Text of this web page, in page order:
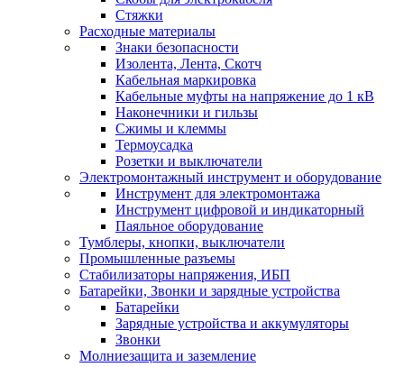
Стяжки
Расходные материалы
Знаки безопасности
Изолента, Лента, Скотч
Кабельная маркировка
Кабельные муфты на напряжение до 1 кВ
Наконечники и гильзы
Сжимы и клеммы
Термоусадка
Розетки и выключатели
Электромонтажный инструмент и оборудование
Инструмент для электромонтажа
Инструмент цифровой и индикаторный
Паяльное оборудование
Тумблеры, кнопки, выключатели
Промышленные разъемы
Стабилизаторы напряжения, ИБП
Батарейки, Звонки и зарядные устройства
Батарейки
Зарядные устройства и аккумуляторы
Звонки
Молниезащита и заземление